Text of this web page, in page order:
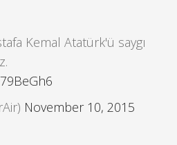
Kemal Atatürk'ü saygı
November 10, 2015